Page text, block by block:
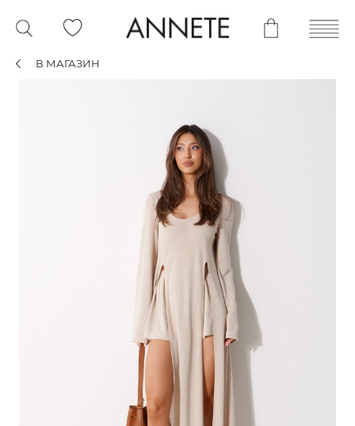
В МАГАЗИН